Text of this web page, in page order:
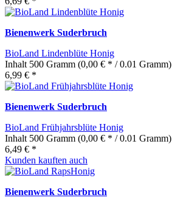
Bienenwerk Suderbruch
BioLand Lindenblüte Honig
Inhalt 500 Gramm (0,00 € * / 0.01 Gramm)
6,99 € *
Bienenwerk Suderbruch
BioLand Frühjahrsblüte Honig
Inhalt 500 Gramm (0,00 € * / 0.01 Gramm)
6,49 € *
Kunden kauften auch
Bienenwerk Suderbruch